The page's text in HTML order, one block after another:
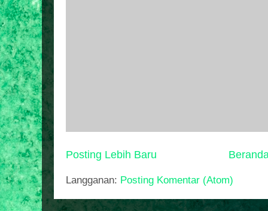
Posting Lebih Baru
Langganan: Posting Komentar (Atom)